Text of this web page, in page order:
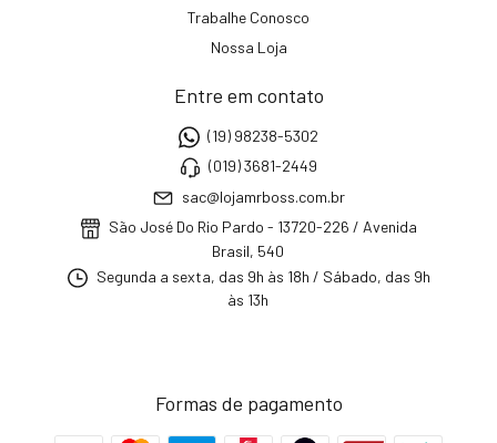
Trabalhe Conosco
Nossa Loja
Entre em contato
(19) 98238-5302
(019) 3681-2449
sac@lojamrboss.com.br
São José Do Rio Pardo - 13720-226 / Avenida
Brasil, 540
Segunda a sexta, das 9h às 18h / Sábado, das 9h
às 13h
Formas de pagamento